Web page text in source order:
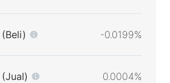
-0.0199%
0.0004%